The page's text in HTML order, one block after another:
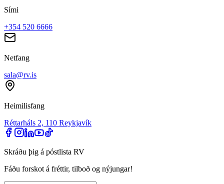
Sími
+354 520 6666
Netfang
sala@rv.is
Heimilisfang
Réttarháls 2, 110 Reykjavík
Skráðu þig á póstlista RV
Fáðu forskot á fréttir, tilboð og nýjungar!